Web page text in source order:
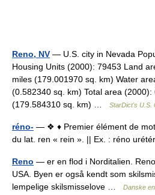
Reno, NV — U.S. city in Nevada
Housing Units (2000): 79453 Land
miles (179.001970 sq. km) Water
(0.582340 sq. km) Total area
(179.584310 sq. km) …
StarDict's U.S.
réno- — ❖ ♦ Premier élément de
du lat. ren « rein ». || Ex. : réno
Reno — er en flod i Norditalien.
USA. Byen er også kendt som
lempelige skilsmisselove …
Danske